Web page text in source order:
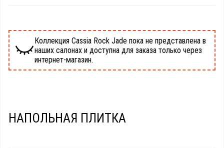
Коллекция Cassia Rock Jade пока не представлена в
наших салонах и доступна для заказа только через
интернет-магазин.
НАПОЛЬНАЯ ПЛИТКА